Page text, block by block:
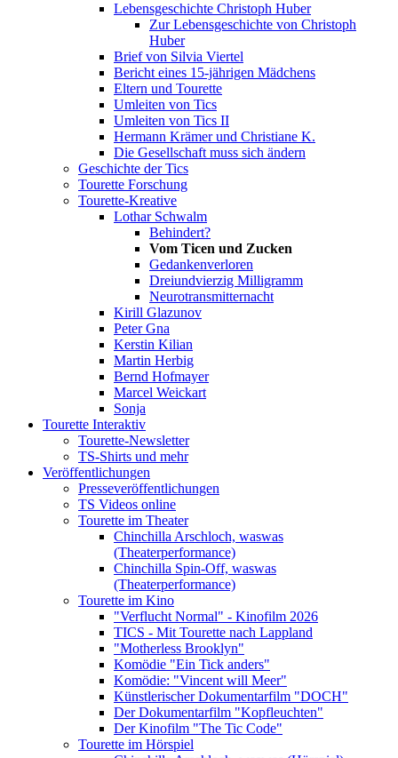
Lebensgeschichte Christoph Huber
Zur Lebensgeschichte von Christoph
Huber
Brief von Silvia Viertel
Bericht eines 15-jährigen Mädchens
Eltern und Tourette
Umleiten von Tics
Umleiten von Tics II
Hermann Krämer und Christiane K.
Die Gesellschaft muss sich ändern
Geschichte der Tics
Tourette Forschung
Tourette-Kreative
Lothar Schwalm
Behindert?
Vom Ticen und Zucken
Gedankenverloren
Dreiundvierzig Milligramm
Neurotransmitternacht
Kirill Glazunov
Peter Gna
Kerstin Kilian
Martin Herbig
Bernd Hofmayer
Marcel Weickart
Sonja
Tourette Interaktiv
Tourette-Newsletter
TS-Shirts und mehr
Veröffentlichungen
Presseveröffentlichungen
TS Videos online
Tourette im Theater
Chinchilla Arschloch, waswas
(Theaterperformance)
Chinchilla Spin-Off, waswas
(Theaterperformance)
Tourette im Kino
"Verflucht Normal" - Kinofilm 2026
TICS - Mit Tourette nach Lappland
"Motherless Brooklyn"
Komödie "Ein Tick anders"
Komödie: "Vincent will Meer"
Künstlerischer Dokumentarfilm "DOCH"
Der Dokumentarfilm "Kopfleuchten"
Der Kinofilm "The Tic Code"
Tourette im Hörspiel